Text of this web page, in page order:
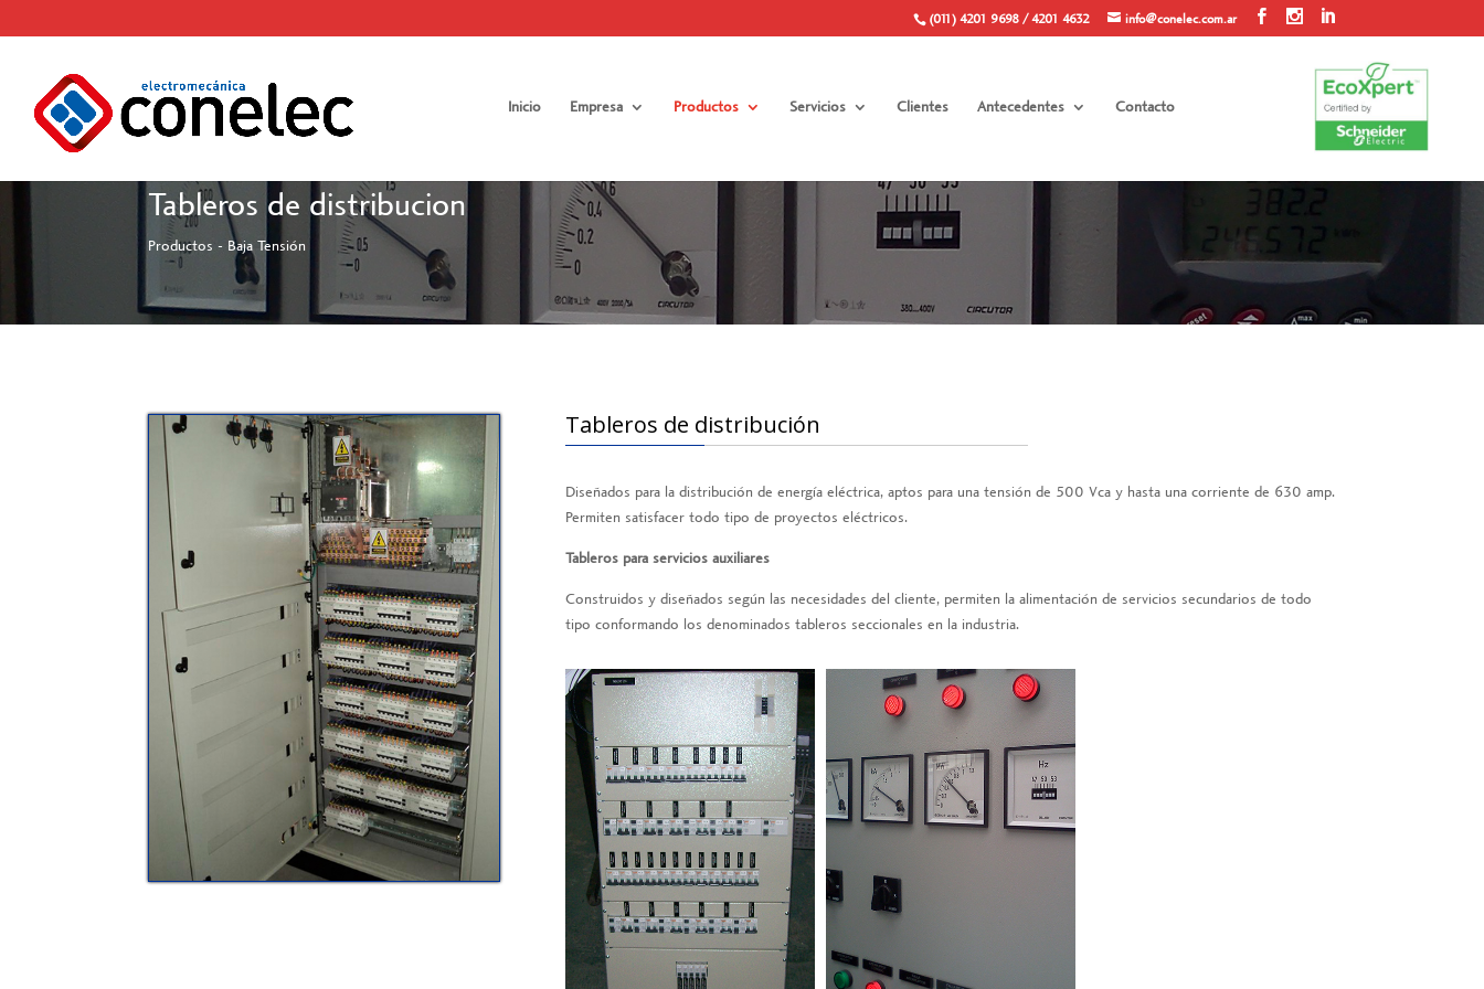
(011) 4201 9698 / 4201 4632 info@conelec.com.ar
Inicio Empresa Productos Servicios Clientes Antecedentes Contacto
Tableros de distribucion
Productos - Baja Tensión
Tableros de distribución
Diseñados para la distribución de energía eléctrica, aptos para una tensión de 500 Vca y hasta una corriente de 630 amp.
Permiten satisfacer todo tipo de proyectos eléctricos.
Tableros para servicios auxiliares
Construidos y diseñados según las necesidades del cliente, permiten la alimentación de servicios secundarios de todo
tipo conformando los denominados tableros seccionales en la industria.